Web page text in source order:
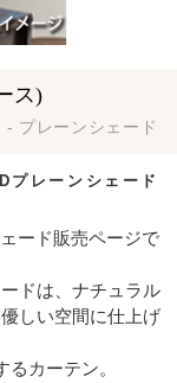
プレーンシェード
- プレーンシェード
ス)
ード販売ページで
ドは、ナチュラル
しい空間に仕上げ
カーテン。